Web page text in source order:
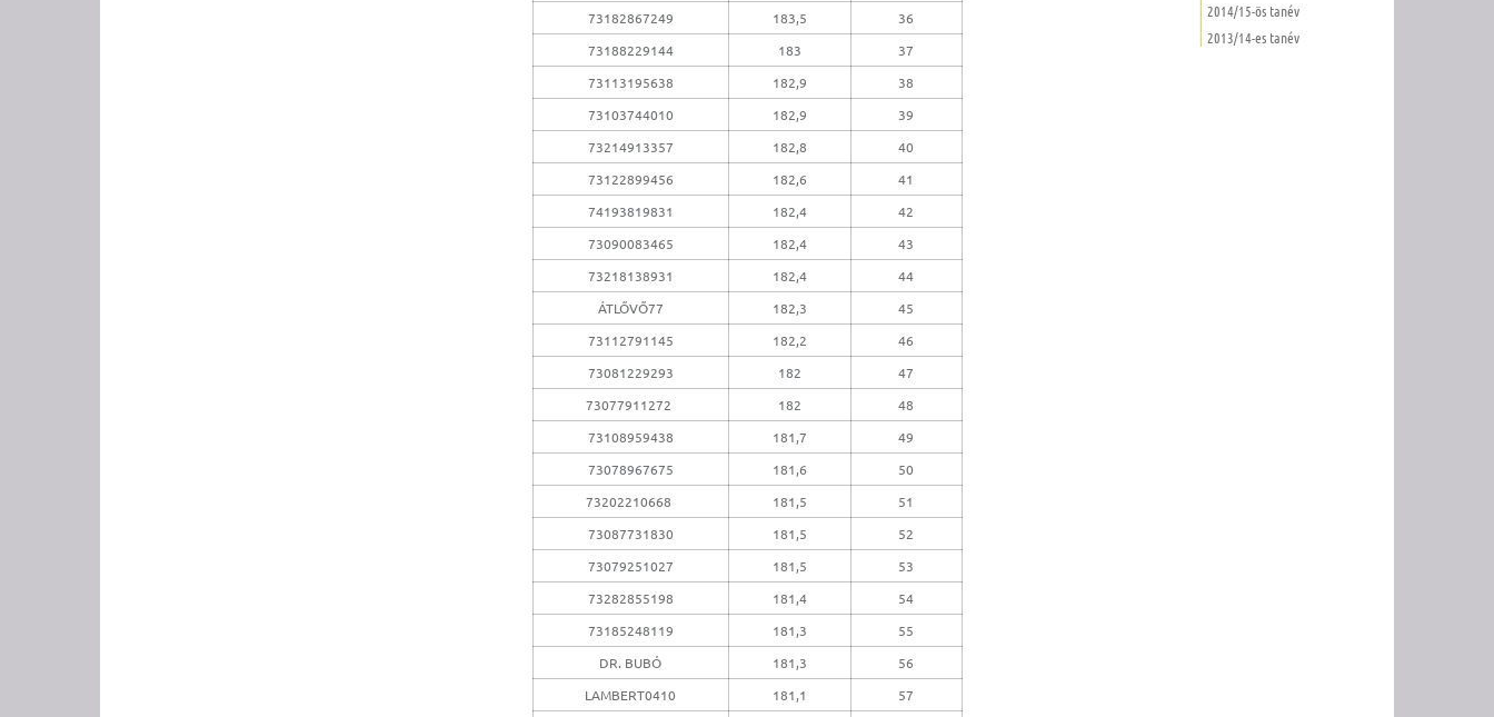
73182867249
183,5
36
73188229144
183
37
73113195638
182,9
38
73103744010
182,9
39
73214913357
182,8
40
73122899456
182,6
41
74193819831
182,4
42
73090083465
182,4
43
73218138931
182,4
44
ÁTLŐVŐ77
182,3
45
73112791145
182,2
46
73081229293
182
47
73077911272
182
48
73108959438
181,7
49
73078967675
181,6
50
73202210668
181,5
51
73087731830
181,5
52
73079251027
181,5
53
73282855198
181,4
54
73185248119
181,3
55
DR. BUBÓ
181,3
56
LAMBERT0410
181,1
57
2014/15-ös tanév
2013/14-es tanév